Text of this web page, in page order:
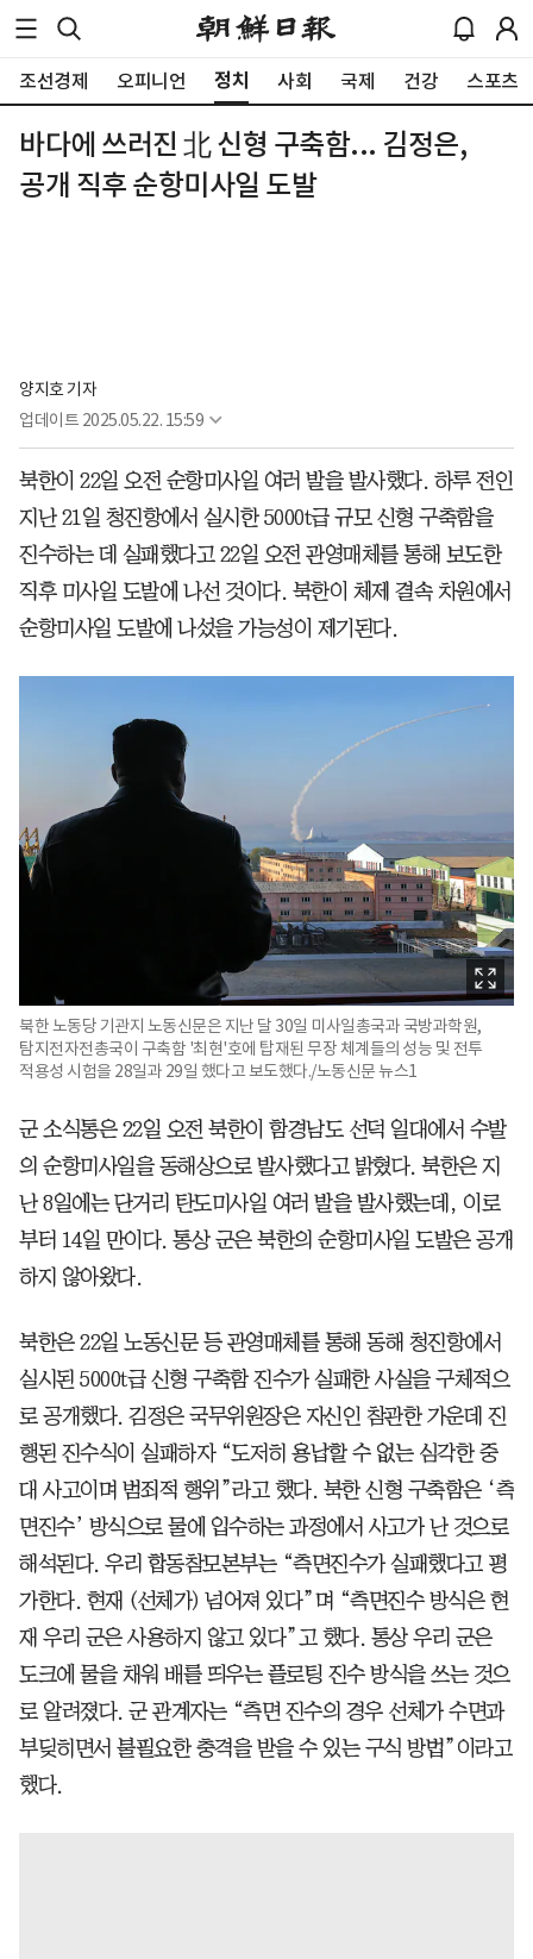
조선경제 오피니언 정치 사회 국제 건강 스포츠
바다에 쓰러진 北 신형 구축함... 김정은,
공개 직후 순항미사일 도발
양지호 기자
업데이트 2025.05.22. 15:59
북한이 22일 오전 순항미사일 여러 발을 발사했다. 하루 전인
지난 21일 청진항에서 실시한 5000t급 규모 신형 구축함을
진수하는 데 실패했다고 22일 오전 관영매체를 통해 보도한
직후 미사일 도발에 나선 것이다. 북한이 체제 결속 차원에서
순항미사일 도발에 나섰을 가능성이 제기된다.
북한 노동당 기관지 노동신문은 지난 달 30일 미사일총국과 국방과학원,
탐지전자전총국이 구축함 '최현'호에 탑재된 무장 체계들의 성능 및 전투
적용성 시험을 28일과 29일 했다고 보도했다./노동신문 뉴스1
군 소식통은 22일 오전 북한이 함경남도 선덕 일대에서 수발
의 순항미사일을 동해상으로 발사했다고 밝혔다. 북한은 지
난 8일에는 단거리 탄도미사일 여러 발을 발사했는데, 이로
부터 14일 만이다. 통상 군은 북한의 순항미사일 도발은 공개
하지 않아왔다.
북한은 22일 노동신문 등 관영매체를 통해 동해 청진항에서
실시된 5000t급 신형 구축함 진수가 실패한 사실을 구체적으
로 공개했다. 김정은 국무위원장은 자신인 참관한 가운데 진
행된 진수식이 실패하자 “도저히 용납할 수 없는 심각한 중
대 사고이며 범죄적 행위”라고 했다. 북한 신형 구축함은 ‘측
면진수’ 방식으로 물에 입수하는 과정에서 사고가 난 것으로
해석된다. 우리 합동참모본부는 “측면진수가 실패했다고 평
가한다. 현재 (선체가) 넘어져 있다”며 “측면진수 방식은 현
재 우리 군은 사용하지 않고 있다”고 했다. 통상 우리 군은
도크에 물을 채워 배를 띄우는 플로팅 진수 방식을 쓰는 것으
로 알려졌다. 군 관계자는 “측면 진수의 경우 선체가 수면과
부딪히면서 불필요한 충격을 받을 수 있는 구식 방법”이라고
했다.